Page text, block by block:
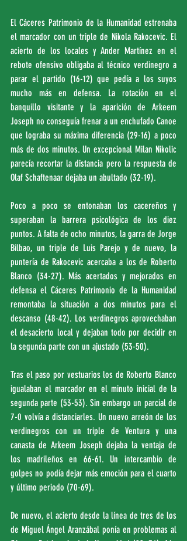
El Cáceres Patrimonio de la Humanidad estrenaba
el marcador con un triple de Nikola Rakocevic. El
acierto de los locales y Ander Martínez en el
rebote ofensivo obligaba al técnico verdinegro a
parar el partido (16-12) que pedía a los suyos
mucho más en defensa. La rotación en el
banquillo visitante y la aparición de Arkeem
Joseph no conseguía frenar a un enchufado Canoe
que lograba su máxima diferencia (29-16) a poco
más de dos minutos. Un excepcional Milan Nikolic
parecía recortar la distancia pero la respuesta de
Olaf Schaftenaar dejaba un abultado (32-19).
Poco a poco se entonaban los cacereños y
superaban la barrera psicológica de los diez
puntos. A falta de ocho minutos, la garra de Jorge
Bilbao, un triple de Luis Parejo y de nuevo, la
puntería de Rakocevic acercaba a los de Roberto
Blanco (34-27). Más acertados y mejorados en
defensa el Cáceres Patrimonio de la Humanidad
remontaba la situación a dos minutos para el
descanso (48-42). Los verdinegros aprovechaban
el desacierto local y dejaban todo por decidir en
la segunda parte con un ajustado (53-50).
Tras el paso por vestuarios los de Roberto Blanco
igualaban el marcador en el minuto inicial de la
segunda parte (53-53). Sin embargo un parcial de
7-0 volvía a distanciarles. Un nuevo arreón de los
verdinegros con un triple de Ventura y una
canasta de Arkeem Joseph dejaba la ventaja de
los madrileños en 66-61. Un intercambio de
golpes no podía dejar más emoción para el cuarto
y último periodo (70-69).
De nuevo, el acierto desde la línea de tres de los
de Miguel Ángel Aranzábal ponía en problemas al